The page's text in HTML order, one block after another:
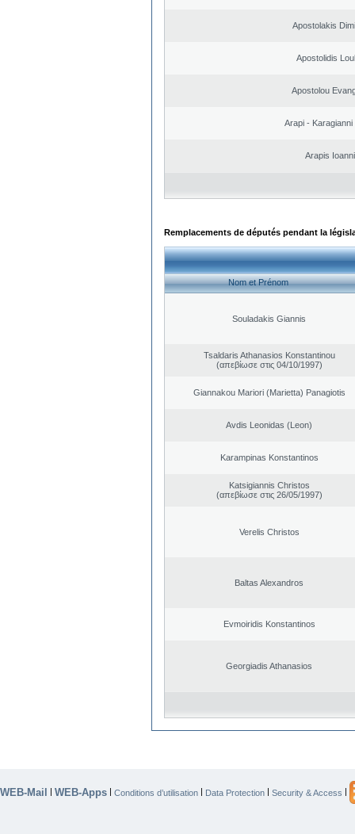
Apostolakis
Apostolidis
Apostolou
Arapi - Karagianni
Arapis
Remplacements de députés pendant la
Nom et Prénom
Souladakis Giannis
Tsaldaris Athanasios Konstantinou
(απεβίωσε στις 04/10/1997)
Giannakou Mariori (Marietta) Panagiotis
Avdis Leonidas (Leon)
Karampinas Konstantinos
Katsigiannis Christos
(απεβίωσε στις 26/05/1997)
Verelis Christos
Baltas Alexandros
Evmoiridis Konstantinos
Georgiadis Athanasios
WEB-Mail | WEB-Apps | Conditions d’utilisation | Data Protection | Security & Access |